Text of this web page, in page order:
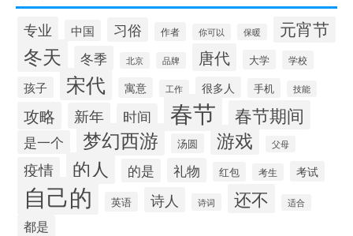
专业 中国 习俗 作者 你可以 保暖 元宵节
冬天 冬季 北京 品牌 唐代 大学 学校
孩子 宋代 寓意 工作 很多人 手机 技能
攻略 新年 时间 春节 春节期间
是一个 梦幻西游 汤圆 游戏 父母
疫情 的人 的是 礼物 红包 考生 考试
自己的 英语 诗人 诗词 还不 适合
都是